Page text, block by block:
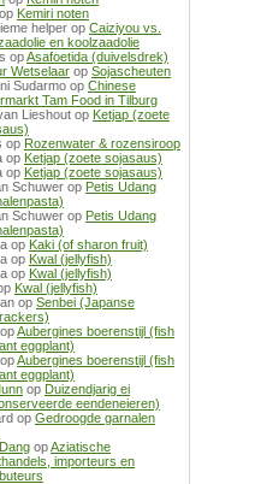
op Kemiri noten
helper op Caiziyou vs.
en koolzaadolie
opAsafoetida (duivelsdrek)
Wetselaar op Sojascheuten
Sudarmo op Chinese
Tam Food in Tilburg
Lieshout op Ketjap (zoete
op Rozenwater & rozensiroop
op Ketjap (zoete sojasaus)
op Ketjap (zoete sojasaus)
Schuwer op Petis Udang
Schuwer op Petis Udang
op Kaki (of sharon fruit)
op Kwal (jellyfish)
op Kwal (jellyfish)
Kwal (jellyfish)
op Senbei (Japanse
opAubergines boerenstijl (fish
eggplant)
opAubergines boerenstijl (fish
eggplant)
op Duizendjarig ei
eendeneieren)
op Gedroogde garnalen
opAziatische
importeurs en